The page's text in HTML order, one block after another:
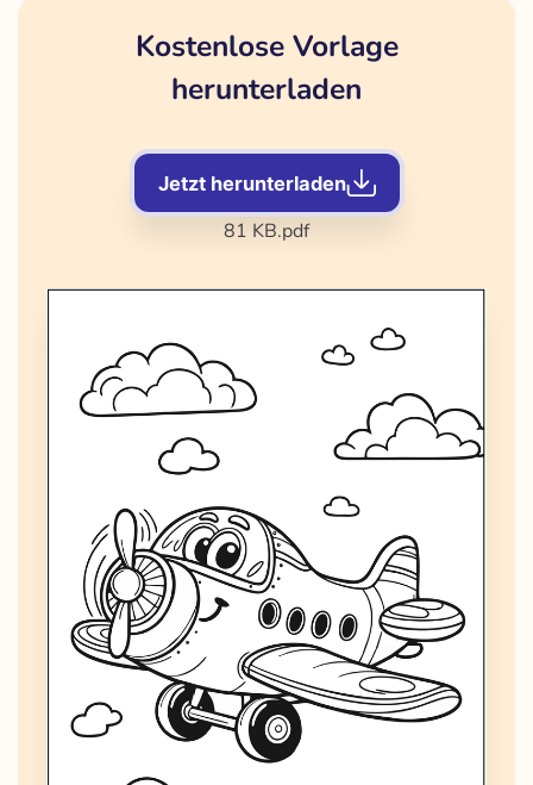
Kostenlose Vorlage
herunterladen
Jetzt herunterladen
81 KB.pdf